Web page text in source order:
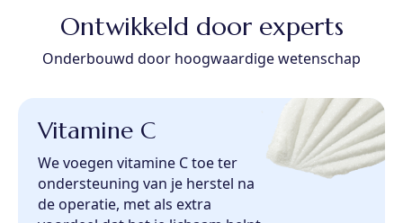
Ontwikkeld door experts
Onderbouwd door hoogwaardige wetenschap
Vitamine C
We voegen vitamine C toe ter
ondersteuning van je herstel na
de operatie, met als extra